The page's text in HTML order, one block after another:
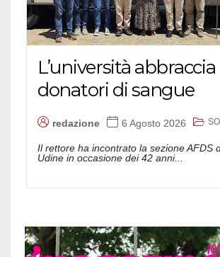
L’università
donatori di sangue
redazione 6 Agosto 2026
Il rettore ha incontrato la sezione AFDS
Udine in occasione dei 42 anni...